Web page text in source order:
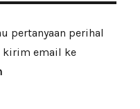
pertanyaan perihal
kirim email ke